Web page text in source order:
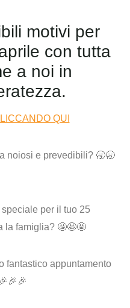
motivi per
con tutta
a noi in
QUI
noiosi e prevedibili? 🥱🥱
per il tuo 25
la famiglia? 🤩🤩🤩
fantastico appuntamento